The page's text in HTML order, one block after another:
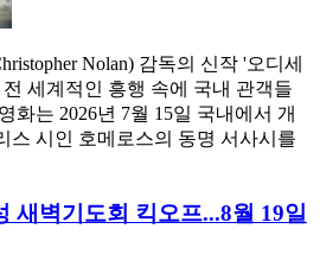
Nolan) 감독의 신작 '오디세
전 세계적인 흥행 속에 국내 관객들
화는 2026년 7월 15일 국내에서 개
스 시인 호메로스의 동명 서사시를
새벽기도회 킥오프...8월 19일